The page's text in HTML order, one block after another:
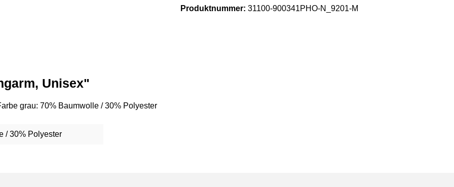
Produktnummer: 31100-900341PHO-N_9201-M
Unisex"
grau: 70% Baumwolle / 30% Polyester
/ 30% Polyester